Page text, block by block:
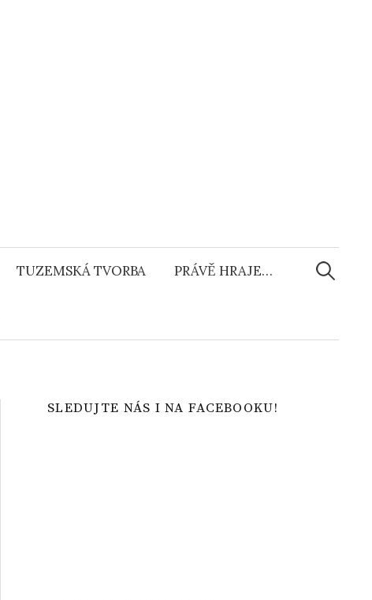
TUZEMSKÁ TVORBA PRÁVĚ HRAJE…
SLEDUJTE NÁS I NA FACEBOOKU!